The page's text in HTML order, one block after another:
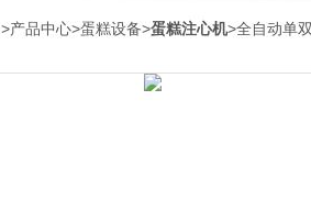
>产品中心>蛋糕设备>蛋糕注心机>全自动单